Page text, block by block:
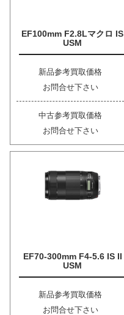
EF100mm F2.8Lマクロ IS
USM
新品参考買取価格
お問合せ下さい
中古参考買取価格
お問合せ下さい
EF70-300mm F4-5.6 IS II
USM
新品参考買取価格
お問合せ下さい